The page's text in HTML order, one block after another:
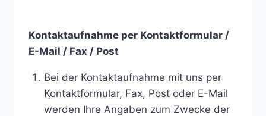
Kontaktaufnahme per Kontaktformular /
E-Mail / Fax / Post
Bei der Kontaktaufnahme mit uns per
Kontaktformular, Fax, Post oder E-Mail
werden Ihre Angaben zum Zwecke der